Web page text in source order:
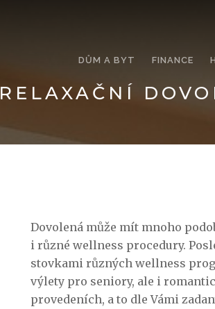
DŮM A BYT FINANCE
RELAXAČNÍ
Dovolená může mít mnoho
i různé wellness procedury.
stovkami různých wellness
výlety pro seniory, ale i
provedeních, a to dle Vámi